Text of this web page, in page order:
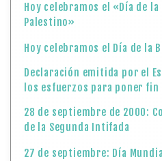
Hoy celebramos el «Día de
Palestino»
Hoy celebramos el Día de la
Declaración emitida por el
los esfuerzos para poner fin
28 de septiembre de 2000:
de la Segunda Intifada
27 de septiembre: Día